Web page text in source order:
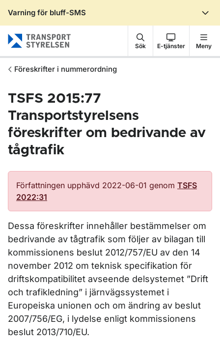
Varning för bluff-SMS
Sök E-tjänster Meny
Föreskrifter i nummerordning
TSFS 2015:77
Transportstyrelsens
föreskrifter om bedrivande av
tågtrafik
Författningen upphävd 2022-06-01 genom TSFS
2022:31
Dessa föreskrifter innehåller bestämmelser om
bedrivande av tågtrafik som följer av bilagan till
kommissionens beslut 2012/757/EU av den 14
november 2012 om teknisk specifikation för
driftskompatibilitet avseende delsystemet ”Drift
och trafikledning” i järnvägssystemet i
Europeiska unionen och om ändring av beslut
2007/756/EG, i lydelse enligt kommissionens
beslut 2013/710/EU.